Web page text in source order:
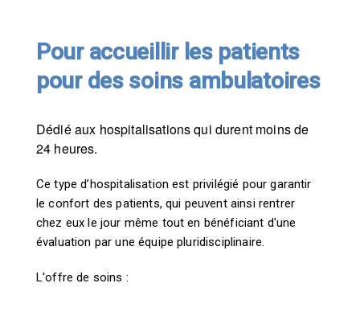
Pour accueillir les patients
pour des soins ambulatoires
Dédié aux hospitalisations qui durent moins de
24 heures.
Ce type d’hospitalisation est privilégié pour garantir
le confort des patients, qui peuvent ainsi rentrer
chez eux le jour même tout en bénéficiant d'une
évaluation par une équipe pluridisciplinaire.
L'offre de soins :